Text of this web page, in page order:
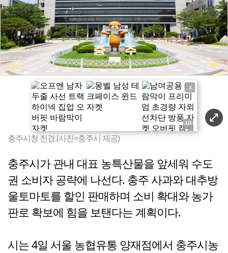
X
충주시청 전경.(사진=충주시 제공)
충주시가 관내 대표 농특산물을 앞세워 수도
권 소비자 공략에 나선다. 충주 사과와 대추방
울토마토를 할인 판매하며 소비 확대와 농가
판로 확보에 힘을 보탠다는 계획이다.
시는 4일 서울 농협유통 양재점에서 충주시농